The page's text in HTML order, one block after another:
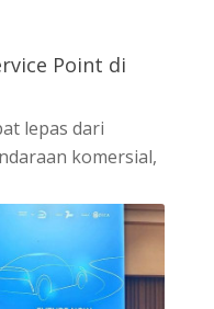
Point di
lepas dari
komersial,